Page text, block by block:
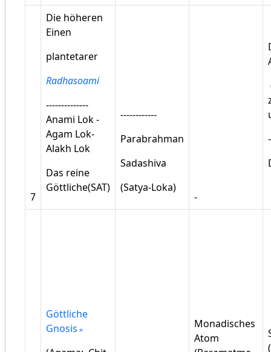
7
Die höheren
Einen
plantetarer
Radhasoami
--------------
Anami Lok -
Agam Lok-
Alakh Lok
Das reine
Göttliche(SAT)
------------
Parabrahman
Sadashiva
(Satya-Loka)
-
Göttliche
Gnosis
Monadisches
Atom